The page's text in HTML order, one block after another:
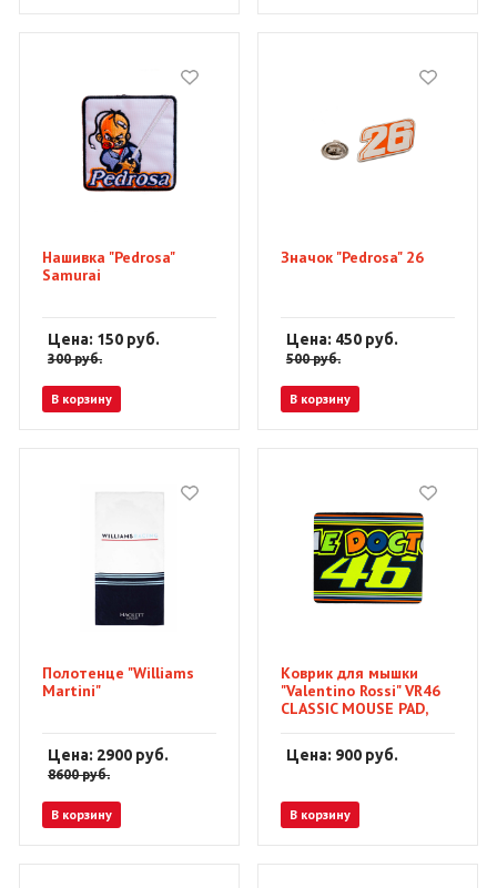
Нашивка "Pedrosa"
Samurai
Цена: 150 руб.
300руб.
В корзину
Значок "Pedrosa" 26
Цена: 450 руб.
500руб.
В корзину
Полотенце "Williams
Martini"
Цена: 2900 руб.
8600руб.
В корзину
Коврик для мышки
"Valentino Rossi" VR46
CLASSIC MOUSE PAD,
Цена: 900 руб.
В корзину